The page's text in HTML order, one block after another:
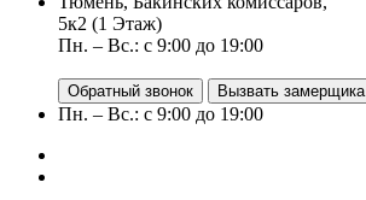
5к2 (1 Этаж)
Пн. – Вс.: с 9:00 до 19:00
Обратный звонок Вызвать замерщика
Пн. – Вс.: с 9:00 до 19:00